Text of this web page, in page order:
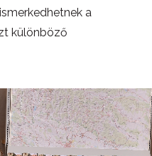
a
különböző